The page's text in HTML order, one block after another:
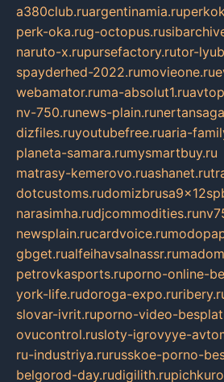
a380club.ruargentinamia.ru
perk-oka.rug-octopus.ru
naruto-x.rupursefactory.rutor-
spayderhed-2022.rumovieone.ru
webamator.ruma-absolut1.ru
nv-750.runews-plain.ru
dizfiles.ruyoutubefree.ruaria-
planeta-samara.rumysmartbuy.ru
matrasy-kemerovo.ruashanet.ru
dotcustoms.ru
narasimha.rudjcommodities.ru
newsplain.rucardvoice.ru
gbget.rualfeihavsalnassr.ru
petrovkasports.ruporno-online-
york-life.rudoroga-expo.ru
slovar-ivrit.ruporno-video-
ovucontrol.rusloty-igrovyye-
ru-industriya.rurusskoe-porno-
belgorod-day.rudigilith.ru